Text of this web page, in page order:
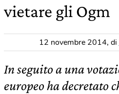
vietare gli Ogm
12 novembre 2014, di
In seguito a una
europeo ha decretato